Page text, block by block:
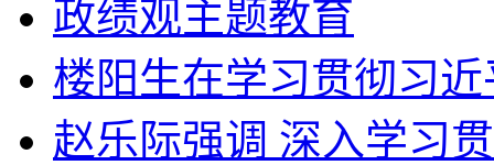
政绩观主题教育
楼阳生在学习贯彻习
赵乐际强调 深入学习